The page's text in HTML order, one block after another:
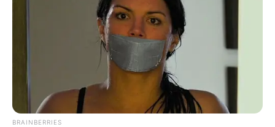
BRAINBERRIES